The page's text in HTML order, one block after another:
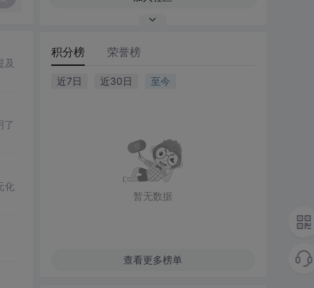
及
了
化
积分榜 荣誉榜
近7日 近30日 至今
暂无数据
查看更多榜单